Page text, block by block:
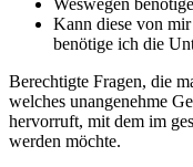
Kann diese von
benötige ich die
Berechtigte Fragen, die
welches unangenehme
hervorruft, mit dem im
werden möchte.